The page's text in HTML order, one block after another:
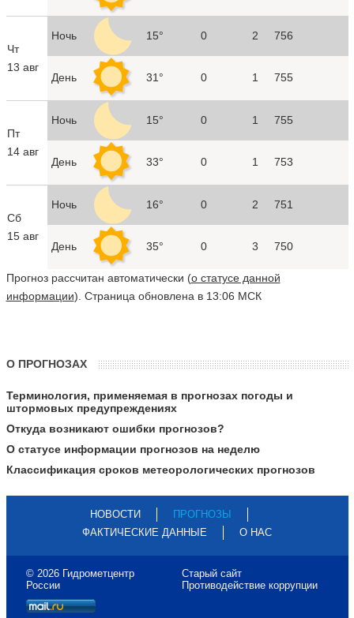
Чт
13 авг
Ночь 15° 0 2 756
День 31° 0 1 755
Пт
14 авг
Ночь 15° 0 1 755
День 33° 0 1 753
Сб
15 авг
Ночь 16° 0 2 751
День 35° 0 3 750
Прогноз рассчитан автоматически (о статусе данной
информации). Страница обновлена в 13:06 МСК
О ПРОГНОЗАХ
Терминология, применяемая в прогнозах погоды и
штормовых предупреждениях
Откуда возникают ошибки прогнозов?
О статусе информации прогнозов на неделю
Классификация сроков метеорологических прогнозов
НОВОСТИ
ПРОГНОЗЫ
ФАКТИЧЕСКИЕ ДАННЫЕ
О НАС
© 2026 Гидрометцентр
России
Старый сайт
Противодействие коррупции